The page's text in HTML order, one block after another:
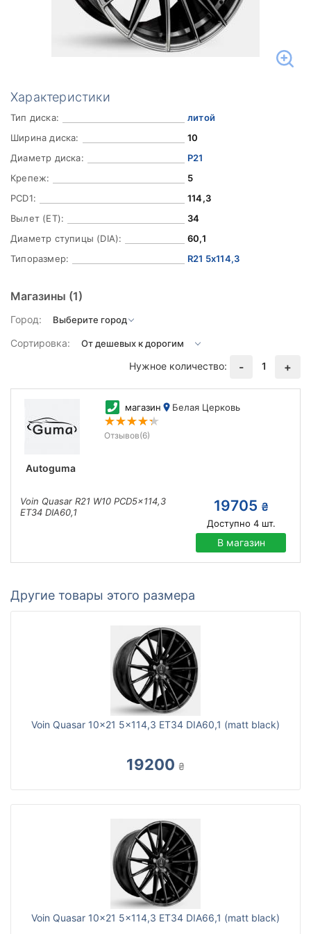
Характеристики
Тип диска:
литой
Ширина диска:
10
Диаметр диска:
Р21
Крепеж:
5
PCD1:
114,3
Вылет (ET):
34
Диаметр ступицы (DIA):
60,1
Типоразмер:
R21 5x114,3
Магазины (1)
Город:
Сортировка:
Нужное количество:
- 1 +
Autoguma
магазин Белая Церковь
Отзывов(6)
Voin Quasar R21 W10 PCD5x114,3
ET34 DIA60,1
19705 ₴
Доступно 4шт.
В магазин
Другие товары этого размера
Voin Quasar 10x21 5x114,3 ET34 DIA60,1 (matt black)
19200 ₴
Voin Quasar 10x21 5x114,3 ET34 DIA66,1 (matt black)